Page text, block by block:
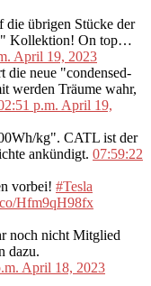
die übrigen Stücke der
Kollektion! On top…
April 19, 2023
die neue "condensed-
werden Träume wahr,
p.m. April 19,
kg". CATL ist der
ankündigt. 07:59:22
vorbei! #Tesla
Hfm9qH98fx
noch nicht Mitglied
dazu.
April 18, 2023